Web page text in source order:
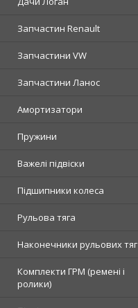
Запчастин Renault
Запчастини VW
Запчастини Ланос
Амортизатори
Пружини
Важелі підвіски
Підшипники колеса
Рульова тяга
Наконечники рульових тяг
Комплекти ГРМ (ремені і
ролики)